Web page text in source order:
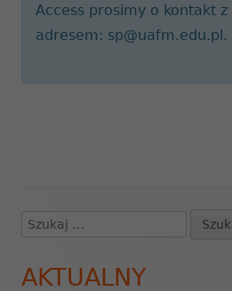
Access prosimy o kontakt z
adresem: sp@uafm.edu.pl.
Główny
panel
Szukaj:
AKTUALNY